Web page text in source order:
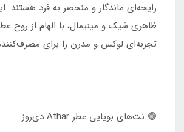
رایحه‌ای ماندگار و منحصر به فرد هستند.
ظاهری شیک و مینیمال، با الهام از روح
تجربه‌ای لوکس و مدرن را برای
🟢 نت‌های بویایی عطر Athar دی‌روز: